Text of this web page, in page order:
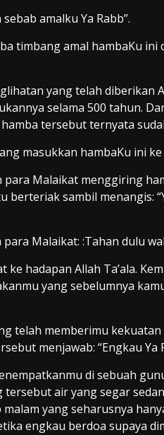
amalku Ya Rabb”.
timbang amal hambaKu
yang telah diberikan
selama 500 tahun.
tersebut ternyata
masukkan hambaKu ini ke
Malaikat menggiring
sambil menangis:
Malaikat: :Tahan dulu
hadapan Allah Ta’ala.
yang sebelumnya
telah memberimu
menjawab: “Engkau Ya
di sebuah
air yang segar
yang seharusnya
engkau berdoa supaya